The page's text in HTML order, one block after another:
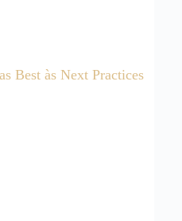
Best às Next Practices